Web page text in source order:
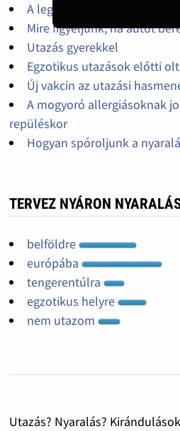
A legtöbb borravalót adó
Mire figyeljünk, ha autót
Utazás gyerekkel
Egzotikus utazások előtti
Új vakcin az utazási
A mogyoró allergiásoknak
repüléskor
Hogyan spóroljunk a
TERVEZ NYÁRON
belföldre
európába
tengerentúlra
egzotikus helyre
nem utazom
Utazás? Nyaralás?